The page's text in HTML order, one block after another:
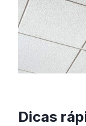
Dicas